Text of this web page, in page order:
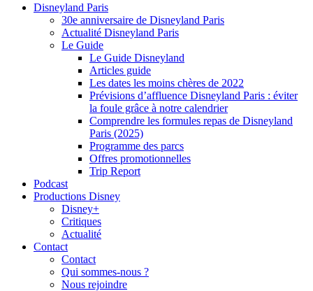
Disneyland Paris
30e anniversaire de Disneyland Paris
Actualité Disneyland Paris
Le Guide
Le Guide Disneyland
Articles guide
Les dates les moins chères de 2022
Prévisions d’affluence Disneyland Paris : éviter
la foule grâce à notre calendrier
Comprendre les formules repas de Disneyland
Paris (2025)
Programme des parcs
Offres promotionnelles
Trip Report
Podcast
Productions Disney
Disney+
Critiques
Actualité
Contact
Contact
Qui sommes-nous ?
Nous rejoindre